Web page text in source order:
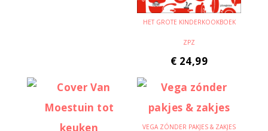
HET GROTE KINDERKOOKBOEK
ZPZ
€ 24,99
VEGA ZÓNDER PAKJES & ZAKJES